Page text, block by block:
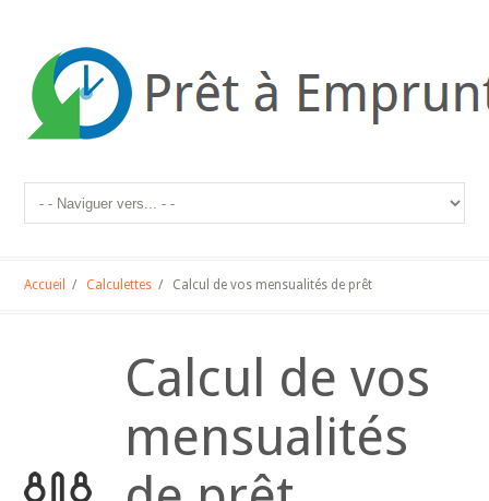
Accueil / Calculettes / Calcul de vos mensualités de prêt
Calcul de vos
mensualités